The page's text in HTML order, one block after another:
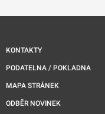
KONTAKTY
PODATELNA / POKLADNA
MAPA STRÁNEK
ODBĚR NOVINEK